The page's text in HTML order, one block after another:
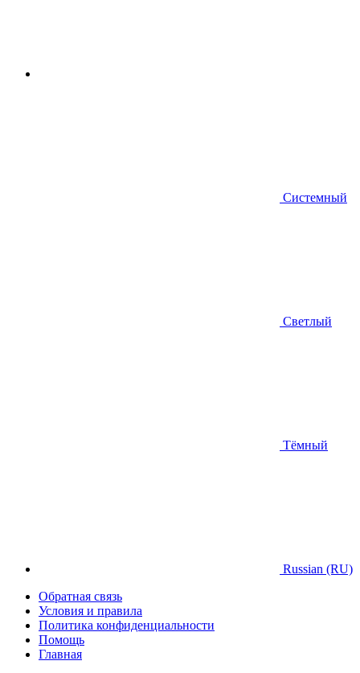
Системный
Светлый
Тёмный
Russian (RU)
Обратная связь
Условия и правила
Политика конфиденциальности
Помощь
Главная